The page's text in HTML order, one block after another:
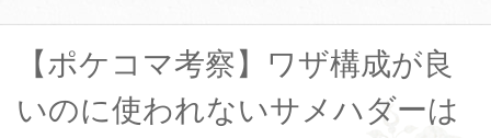
【ポケコマ考察】ワザ構成が良
いのに使われないサメハダーは